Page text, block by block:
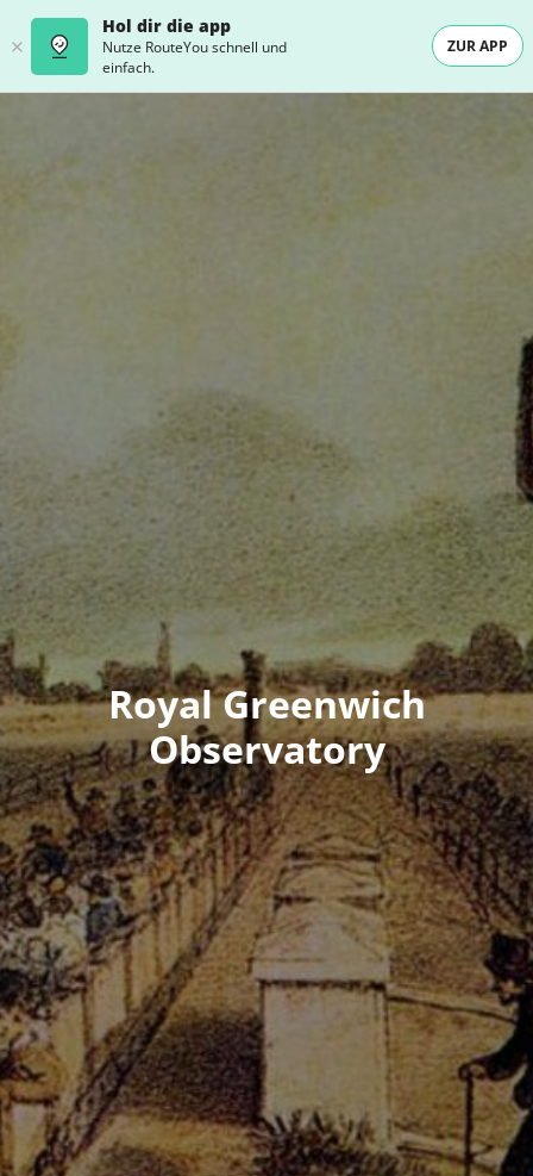
Hol dir die app
Nutze RouteYou schnell und
einfach.
ZUR APP
Royal Greenwich
Observatory